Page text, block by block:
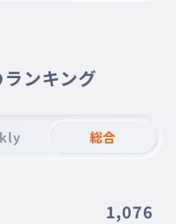
ンキング
総合
1,076